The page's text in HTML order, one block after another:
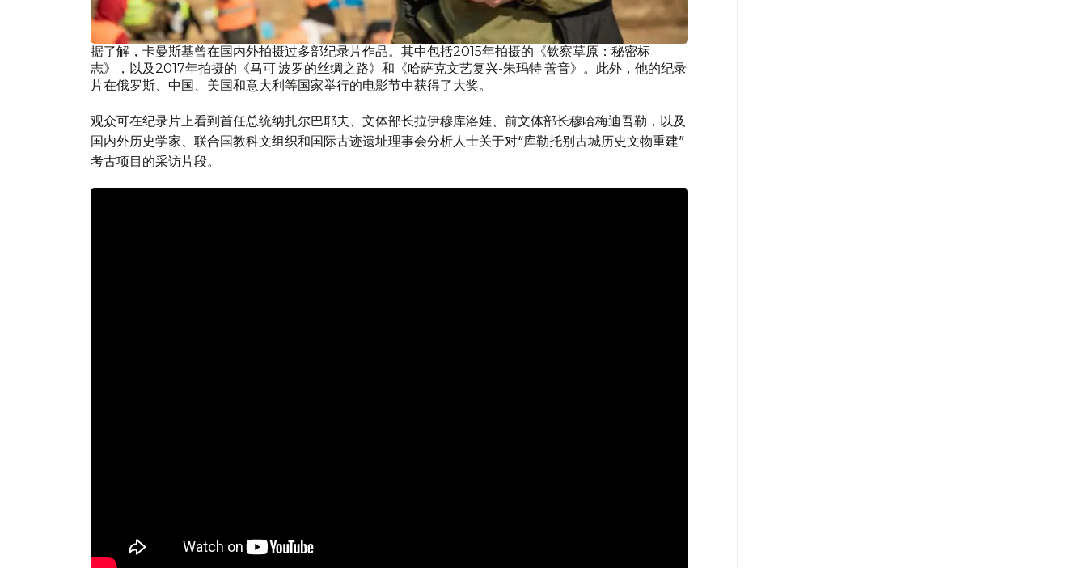
据了解，卡曼斯基曾在国内外拍摄过多部纪录片作品。其中包括2015年拍摄的《钦察草原：秘密标
志》，以及2017年拍摄的《马可·波罗的丝绸之路》和《哈萨克文艺复兴-朱玛特·善音》。此外，他的纪录
片在俄罗斯、中国、美国和意大利等国家举行的电影节中获得了大奖。
观众可在纪录片上看到首任总统纳扎尔巴耶夫、文体部长拉伊穆库洛娃、前文体部长穆哈梅迪吾勒，以及
国内外历史学家、联合国教科文组织和国际古迹遗址理事会分析人士关于对“库勒托别古城历史文物重建”
考古项目的采访片段。